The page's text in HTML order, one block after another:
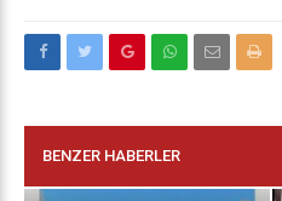
BENZER HABERLER